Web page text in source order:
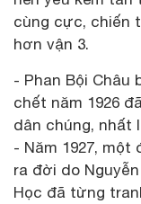
cùng cực, chiến
hơn vận 3.
- Phan Bội Châu
chết năm 1926
dân chúng, nhất
- Năm 1927,
ra đời do
Học đã từng